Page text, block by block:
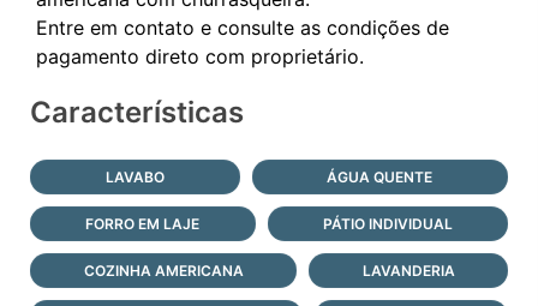
Entre em contato e consulte as condições de
Características
LAVABO ÁGUA QUENTE
FORRO EM LAJE PÁTIO INDIVIDUAL
COZINHA AMERICANA LAVANDERIA